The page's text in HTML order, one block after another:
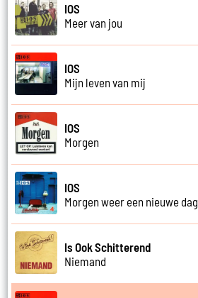
IOS
Meer van jou
IOS
Mijn leven van mij
IOS
Morgen
IOS
Morgen weer een nieuwe dag
Is Ook Schitterend
Niemand